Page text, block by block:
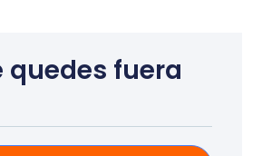
quedes fuera